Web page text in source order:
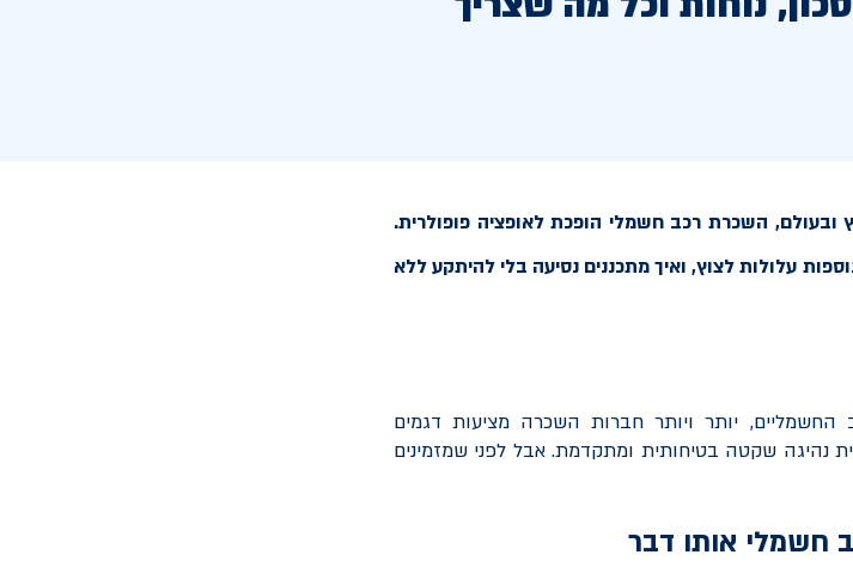
השכרת רכב חשמלי הופכת לאופציה פופולרית.
עלולות לצוץ, ואיך מתכננים נסיעה בלי להיתקע ללא
יותר ויותר חברות השכרה מציעות דגמים
נהיגה שקטה בטיחותית ומתקדמת. אבל לפני שמזמינים
חשמלי אותו דבר